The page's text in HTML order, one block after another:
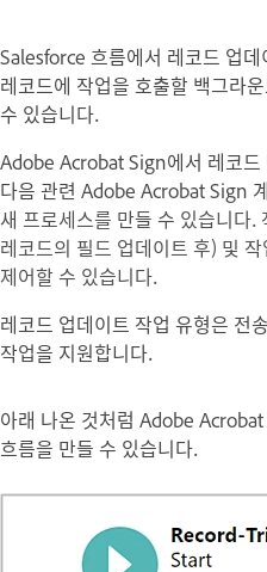
Salesforce 흐름에서 레코드 업데
레코드에 작업을 호출할 백그라
수 있습니다.
Adobe Acrobat Sign에서 레코
다음 관련 Adobe Acrobat Sign
새 프로세스를 만들 수 있습니다.
레코드의 필드 업데이트 후) 및
제어할 수 있습니다.
레코드 업데이트 작업 유형은 전
작업을 지원합니다.
아래 나온 것처럼 Adobe
흐름을 만들 수 있습니다.